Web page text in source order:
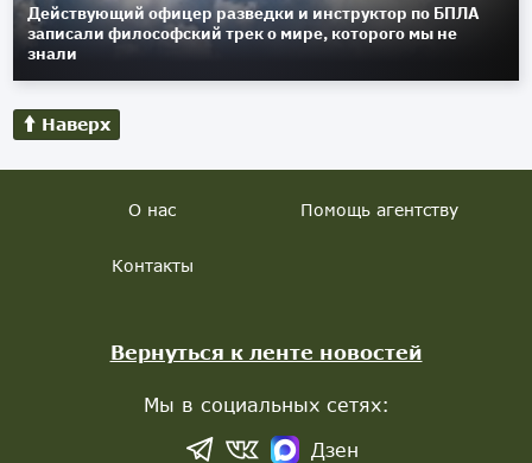
Действующий офицер разведки и инструктор по БПЛА
записали философский трек о мире, которого мы не
знали
Наверх
О нас Помощь агентству
Контакты
Вернуться к ленте новостей
Мы в социальных сетях:
Дзен